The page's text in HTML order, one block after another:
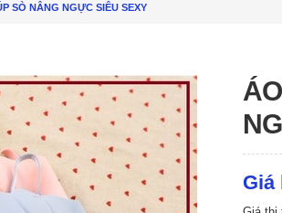
SÒ NÂNG NGỰC SIÊU SEXY
Giá